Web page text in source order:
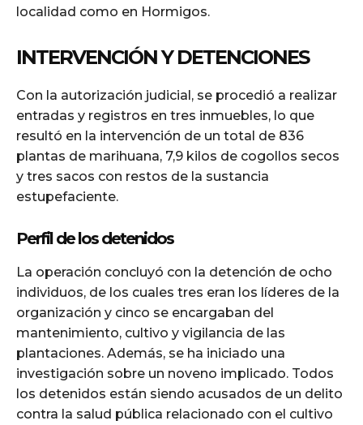
localidad como en Hormigos.
INTERVENCIÓN Y DETENCIONES
Con la autorización judicial, se procedió a realizar
entradas y registros en tres inmuebles, lo que
resultó en la intervención de un total de 836
plantas de marihuana, 7,9 kilos de cogollos secos
y tres sacos con restos de la sustancia
estupefaciente.
Perfil de los detenidos
La operación concluyó con la detención de ocho
individuos, de los cuales tres eran los líderes de la
organización y cinco se encargaban del
mantenimiento, cultivo y vigilancia de las
plantaciones. Además, se ha iniciado una
investigación sobre un noveno implicado. Todos
los detenidos están siendo acusados de un delito
contra la salud pública relacionado con el cultivo